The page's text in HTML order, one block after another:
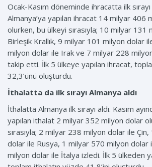
Ocak-Kasım döneminde ihracatta ilk sırayı
Almanya’ya yapılan ihracat 14 milyar 406
olurken, bu ülkeyi sırasıyla; 10 milyar 131
Birleşik Krallık, 9 milyar 101 milyon dolar
milyon dolar ile Irak ve 7 milyar 228
takip etti. İlk 5 ülkeye yapılan ihracat,
32,3’ünü oluşturdu.
İthalatta da ilk sırayı Almanya aldı
İthalatta Almanya ilk sırayı aldı. Kasım
yapılan ithalat 2 milyar 352 milyon dolar
sırasıyla; 2 milyar 238 milyon dolar ile
dolar ile Rusya, 1 milyar 570 milyon dolar
milyon dolar ile İtalya izledi. İlk 5 ülkeden